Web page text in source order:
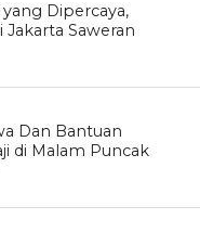
Dipercaya,
Saweran
Dan Bantuan
di Malam Puncak